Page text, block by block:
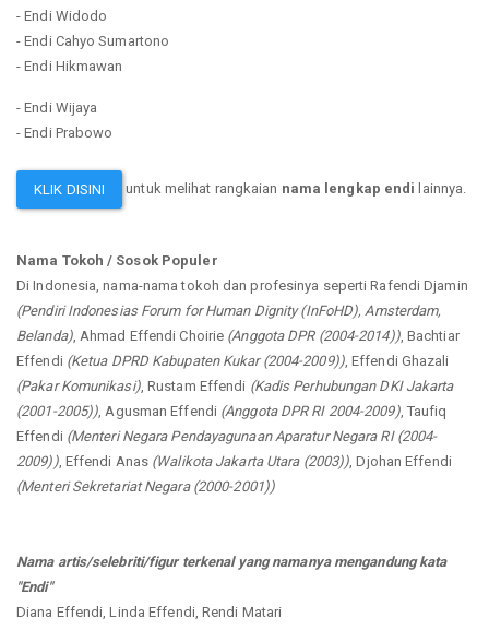
- Endi Widodo
- Endi Cahyo Sumartono
- Endi Hikmawan
- Endi Wijaya
- Endi Prabowo
KLIK DISINI untuk melihat rangkaian nama lengkap endi lainnya.
Nama Tokoh / Sosok Populer
Di Indonesia, nama-nama tokoh dan profesinya seperti Rafendi Djamin
(Pendiri Indonesias Forum for Human Dignity (InFoHD), Amsterdam,
Belanda), Ahmad Effendi Choirie (Anggota DPR (2004-2014)), Bachtiar
Effendi (Ketua DPRD Kabupaten Kukar (2004-2009)), Effendi Ghazali
(Pakar Komunikasi), Rustam Effendi (Kadis Perhubungan DKI Jakarta
(2001-2005)) , Agusman Effendi (Anggota DPR RI 2004-2009), Taufiq
Effendi (Menteri Negara Pendayagunaan Aparatur Negara RI (2004-
2009)), Effendi Anas (Walikota Jakarta Utara (2003)) , Djohan Effendi
(Menteri Sekretariat Negara (2000-2001))
Nama artis/selebriti/figur terkenal yang namanya mengandung kata
"Endi"
Diana Effendi, Linda Effendi, Rendi Matari